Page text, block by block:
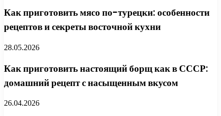
Как приготовить мясо по-турецки: особенности
рецептов и секреты восточной кухни
28.05.2026
Как приготовить настоящий борщ как в СССР:
домашний рецепт с насыщенным вкусом
26.04.2026